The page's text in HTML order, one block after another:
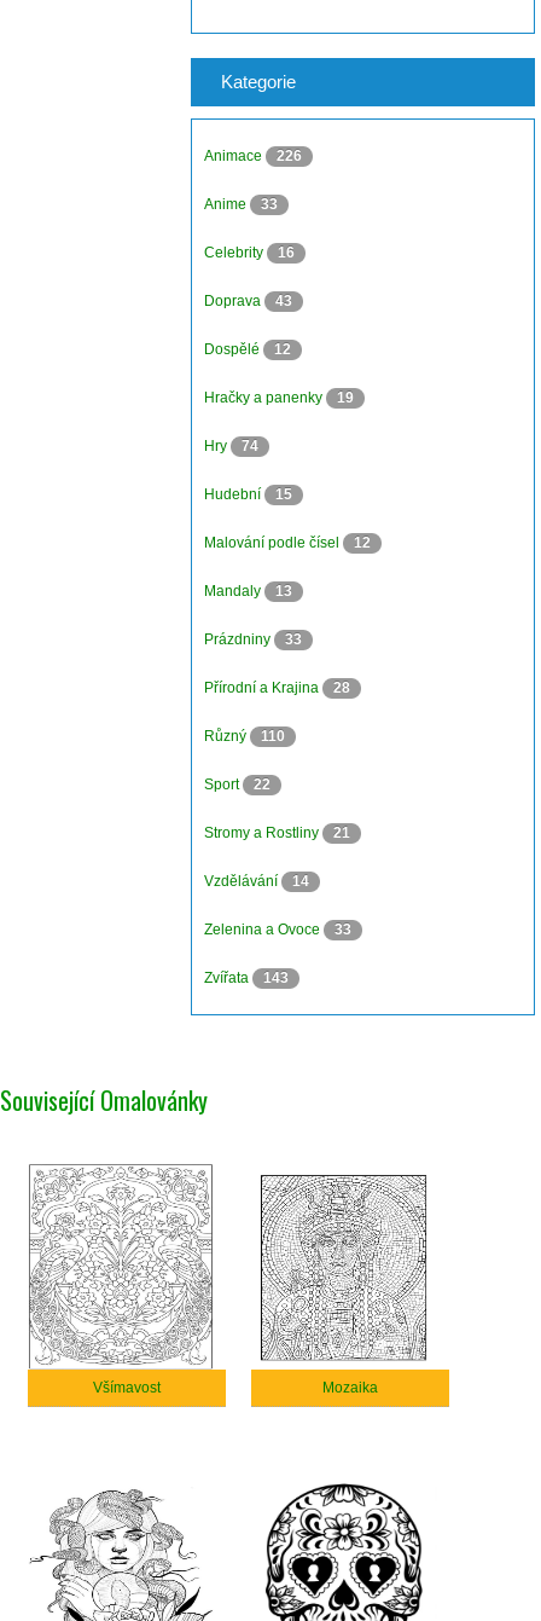
Kategorie
Animace 226
Anime 33
Celebrity 16
Doprava 43
Dospělé 12
Hračky a panenky 19
Hry 74
Hudební 15
Malování podle čísel 12
Mandaly 13
Prázdniny 33
Přírodní a Krajina 28
Různý 110
Sport 22
Stromy a Rostliny 21
Vzdělávání 14
Zelenina a Ovoce 33
Zvířata 143
Související Omalovánky
Všímavost Mozaika